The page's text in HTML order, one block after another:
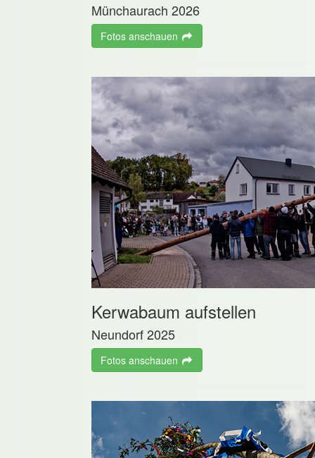
Münchaurach 2026
Fotos anschauen
Kerwabaum aufstellen
Neundorf 2025
Fotos anschauen